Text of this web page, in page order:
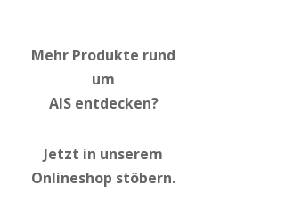
Mehr Produkte rund
um
AIS entdecken?
Jetzt in unserem
Onlineshop stöbern.